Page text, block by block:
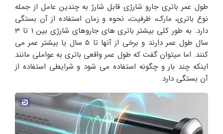
طول عمر باتری جارو شارژی قابل شارژ به چندین عامل از جمله
نوع باتری، مارک، ظرفیت، نحوه و زمان استفاده از آن بستگی
دارد. به طور کلی بیشتر باتری های جاروهای شارژی بین 1 تا 3
سال طول عمر دارند و برخی از آنها تا 5 سال یا بیشتر عمر می
کنند. اما میتوان گفت که طول عمر واقعی باتری به عواملی مانند
اینکه چند بار و چگونه استفاده می شود و شرایطی استفاده از
آن بستگی دارد.